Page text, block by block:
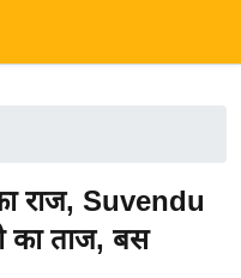
राज, Suvendu
का ताज, बस